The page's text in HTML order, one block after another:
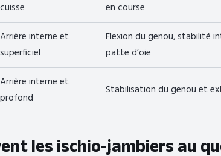
cuisse
en course
Arrière interne et
superficiel
Flexion du genou, stabilité
patte d’oie
Arrière interne et
profond
Stabilisation du genou et
les ischio-jambiers au